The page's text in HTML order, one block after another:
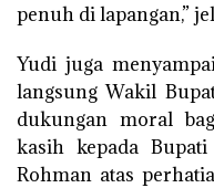
penuh di lapangan,”
Yudi juga
langsung Wakil
dukungan moral
kasih kepada
Rohman atas